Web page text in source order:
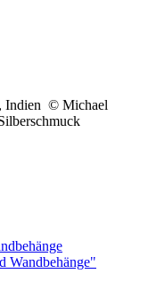
Indien © Michael
Wandbehänge"